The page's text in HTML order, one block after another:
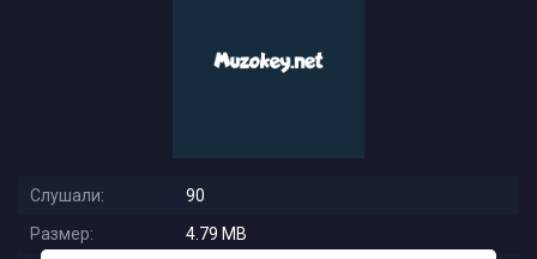
Слушали:
90
Размер:
4.79 MB